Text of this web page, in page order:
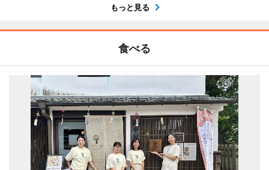
もっと見る
食べる